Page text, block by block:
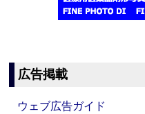
広告掲載
ウェブ広告ガイド